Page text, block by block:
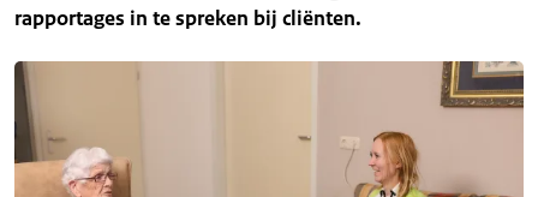
rapportages in te spreken bij cliënten.